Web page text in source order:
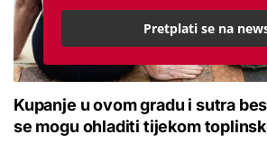
Kupanje u ovom gradu i sutra
se mogu ohladiti tijekom
Pretplati se na